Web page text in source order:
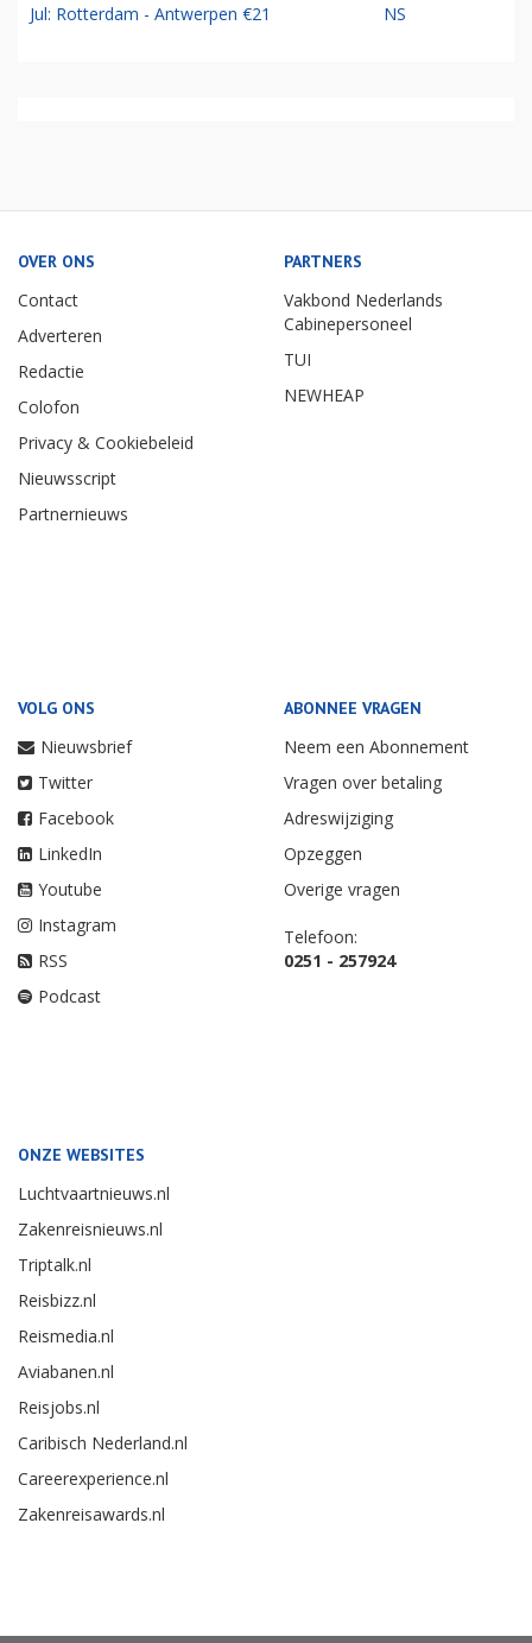
Jul: Rotterdam - Antwerpen €21 NS
OVER ONS
Contact
Adverteren
Redactie
Colofon
Privacy & Cookiebeleid
Nieuwsscript
Partnernieuws
PARTNERS
Vakbond Nederlands
Cabinepersoneel
TUI
NEWHEAP
VOLG ONS
Nieuwsbrief
Twitter
Facebook
LinkedIn
Youtube
Instagram
RSS
Podcast
ABONNEE VRAGEN
Neem een Abonnement
Vragen over betaling
Adreswijziging
Opzeggen
Overige vragen
Telefoon:
0251 - 257924
ONZE WEBSITES
Luchtvaartnieuws.nl
Zakenreisnieuws.nl
Triptalk.nl
Reisbizz.nl
Reismedia.nl
Aviabanen.nl
Reisjobs.nl
Caribisch Nederland.nl
Careerexperience.nl
Zakenreisawards.nl